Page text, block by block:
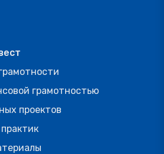
грамотностью
проектов